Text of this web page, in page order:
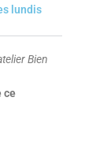
lundis
Bien
ce